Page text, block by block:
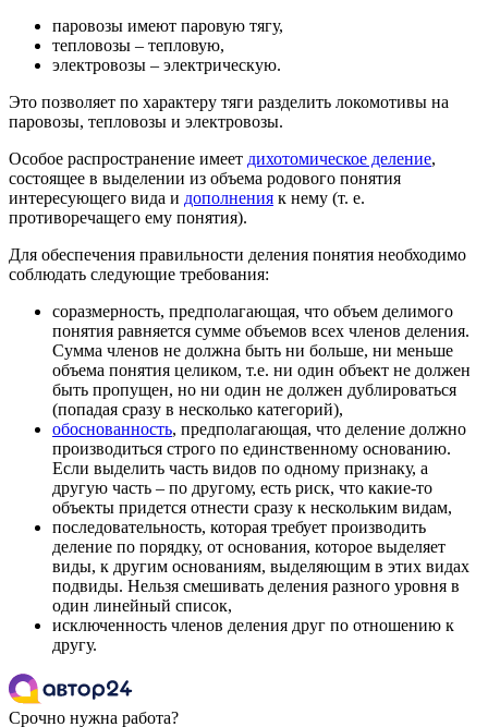
паровозы имеют паровую тягу,
тепловозы – тепловую,
электровозы – электрическую.
Это позволяет по характеру тяги разделить локомотивы на
паровозы, тепловозы и электровозы.
Особое распространение имеет дихотомическое деление,
состоящее в выделении из объема родового понятия
интересующего вида и дополнения к нему (т. е.
противоречащего ему понятия).
Для обеспечения правильности деления понятия необходимо
соблюдать следующие требования:
соразмерность, предполагающая, что объем делимого
понятия равняется сумме объемов всех членов деления.
Сумма членов не должна быть ни больше, ни меньше
объема понятия целиком, т.е. ни один объект не должен
быть пропущен, но ни один не должен дублироваться
(попадая сразу в несколько категорий),
обоснованность, предполагающая, что деление должно
производиться строго по единственному основанию.
Если выделить часть видов по одному признаку, а
другую часть – по другому, есть риск, что какие-то
объекты придется отнести сразу к нескольким видам,
последовательность, которая требует производить
деление по порядку, от основания, которое выделяет
виды, к другим основаниям, выделяющим в этих видах
подвиды. Нельзя смешивать деления разного уровня в
один линейный список,
исключенность членов деления друг по отношению к
другу.
Срочно нужна работа?